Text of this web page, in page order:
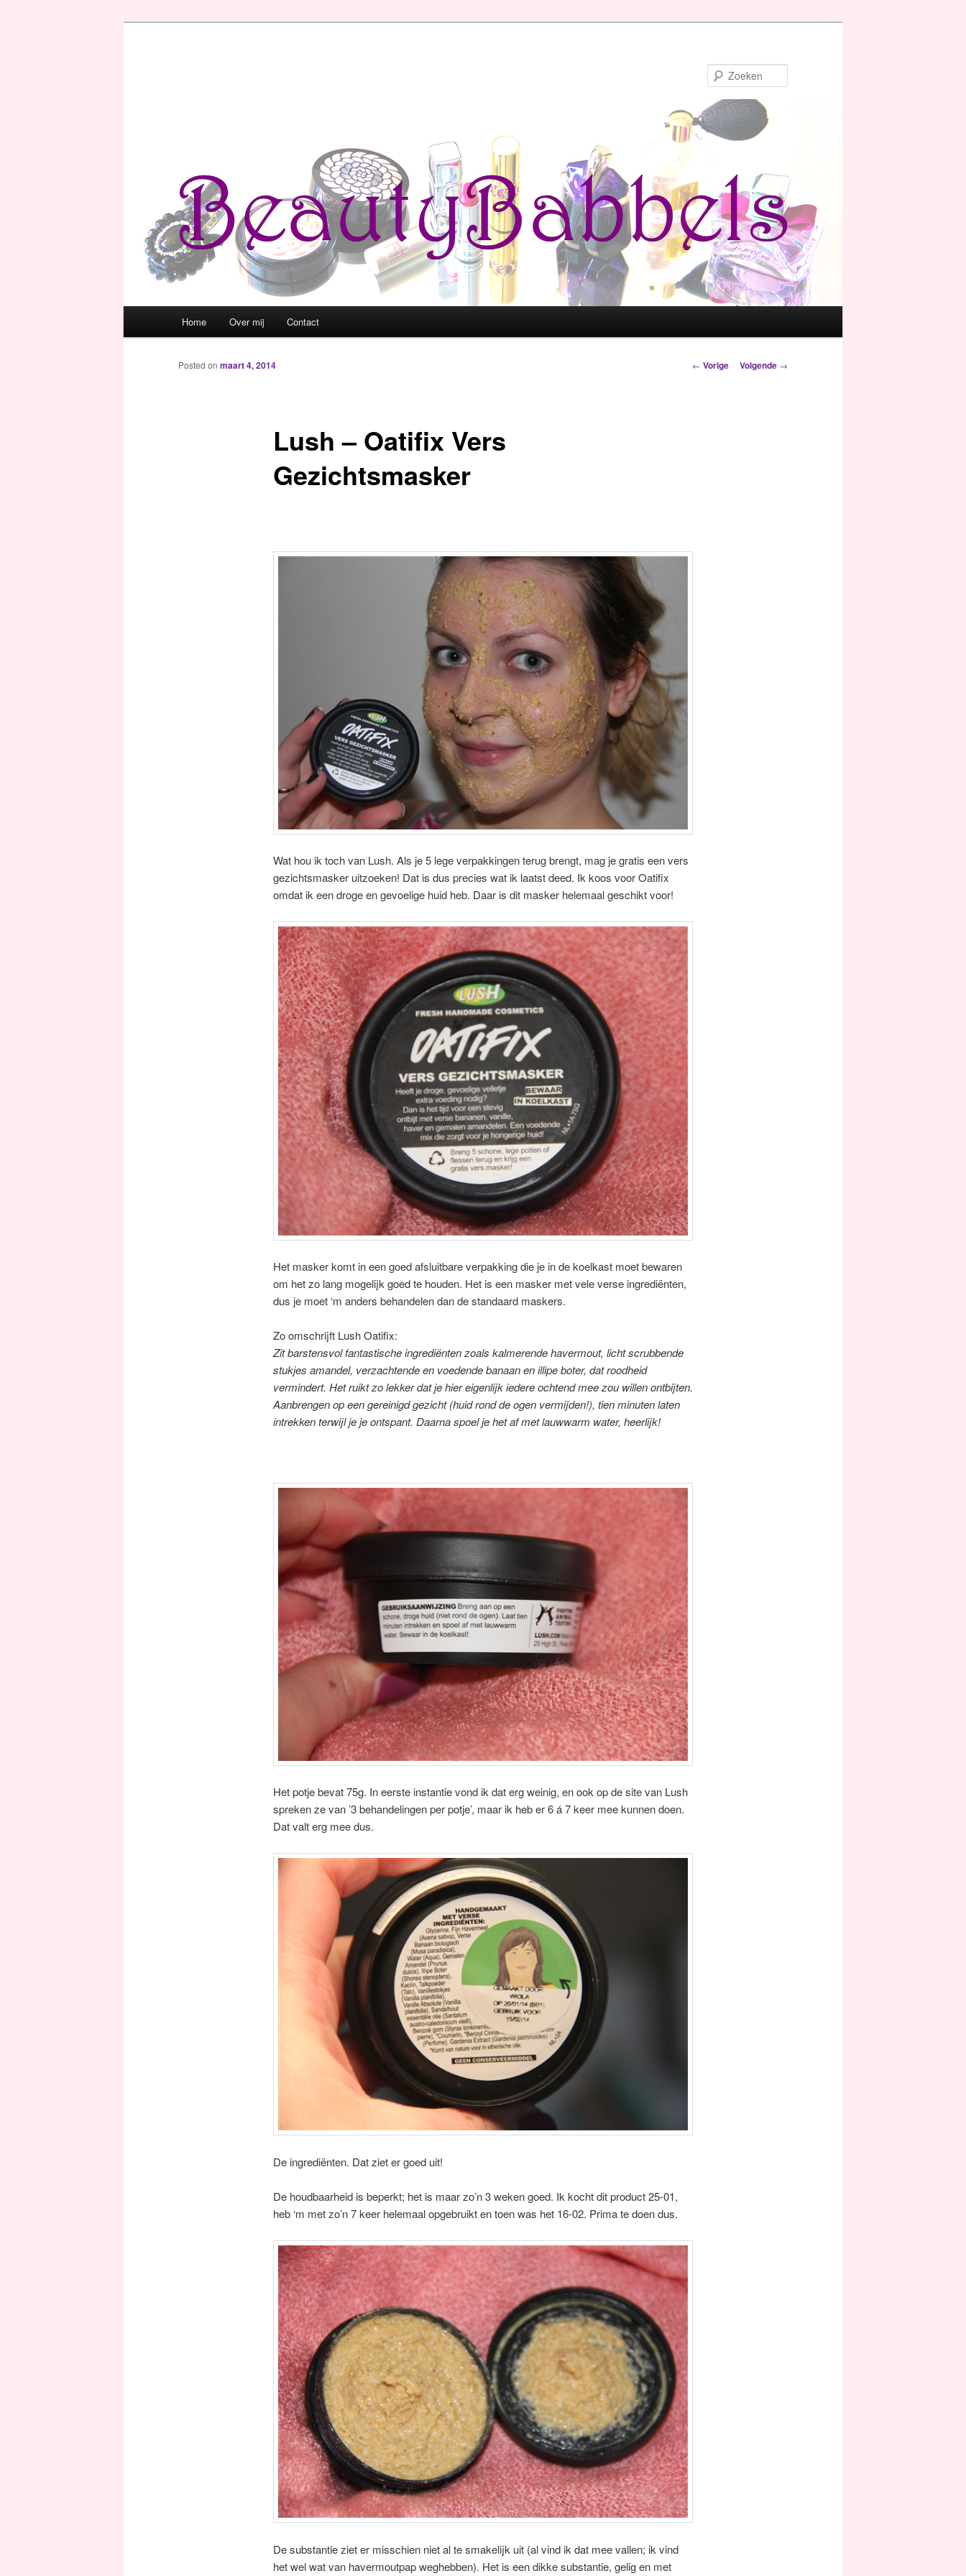
Spring naar de primaire inhoud
Spring naar de secundaire inhoud
Home Over mij Contact
Berichtnavigatie
← Vorige Volgende →
Lush – Oatifix Vers
Gezichtsmasker
Posted on maart 4, 2014
Wat hou ik toch van Lush. Als je 5 lege verpakkingen terug brengt, mag je gratis een vers
gezichtsmasker uitzoeken! Dat is dus precies wat ik laatst deed. Ik koos voor Oatifix
omdat ik een droge en gevoelige huid heb. Daar is dit masker helemaal geschikt voor!
Het masker komt in een goed afsluitbare verpakking die je in de koelkast moet bewaren
om het zo lang mogelijk goed te houden. Het is een masker met vele verse ingrediënten,
dus je moet ‘m anders behandelen dan de standaard maskers.
Zo omschrijft Lush Oatifix:
Zit barstensvol fantastische ingrediënten zoals kalmerende havermout, licht scrubbende
stukjes amandel, verzachtende en voedende banaan en illipe boter, dat roodheid
vermindert. Het ruikt zo lekker dat je hier eigenlijk iedere ochtend mee zou willen ontbijten.
Aanbrengen op een gereinigd gezicht (huid rond de ogen vermijden!), tien minuten laten
intrekken terwijl je je ontspant. Daarna spoel je het af met lauwwarm water, heerlijk!
Het potje bevat 75g. In eerste instantie vond ik dat erg weinig, en ook op de site van Lush
spreken ze van ’3 behandelingen per potje’, maar ik heb er 6 á 7 keer mee kunnen doen.
Dat valt erg mee dus.
De ingrediënten. Dat ziet er goed uit!
De houdbaarheid is beperkt; het is maar zo’n 3 weken goed. Ik kocht dit product 25-01,
heb ‘m met zo’n 7 keer helemaal opgebruikt en toen was het 16-02. Prima te doen dus.
De substantie ziet er misschien niet al te smakelijk uit (al vind ik dat mee vallen; ik vind
het wel wat van havermoutpap weghebben). Het is een dikke substantie, gelig en met